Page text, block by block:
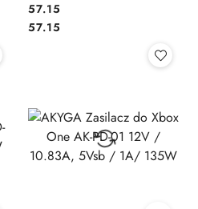
końcówki 1m
Cena:
57.15
Cena:
57.15